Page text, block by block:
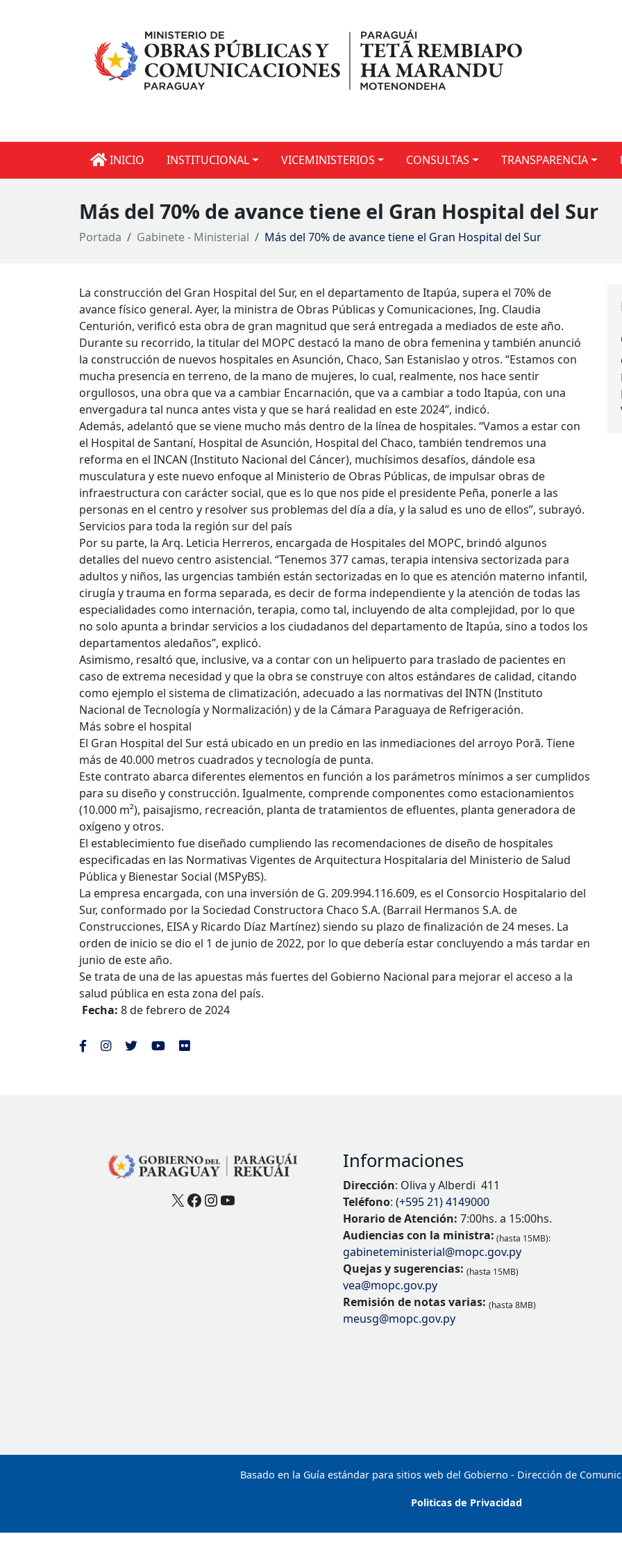
INICIO INSTITUCIONAL VICEMINISTERIOS CONSULTAS TRANSPARENCIA
Más del 70% de avance tiene el Gran Hospital del Sur
Portada Gabinete - Ministerial Más del 70% de avance tiene el Gran Hospital del Sur
La construcción del Gran Hospital del Sur, en el departamento de Itapúa, supera el 70% de
avance físico general. Ayer, la ministra de Obras Públicas y Comunicaciones, Ing. Claudia
Centurión, verificó esta obra de gran magnitud que será entregada a mediados de este año.
Durante su recorrido, la titular del MOPC destacó la mano de obra femenina y también anunció
la construcción de nuevos hospitales en Asunción, Chaco, San Estanislao y otros. “Estamos con
mucha presencia en terreno, de la mano de mujeres, lo cual, realmente, nos hace sentir
orgullosos, una obra que va a cambiar Encarnación, que va a cambiar a todo Itapúa, con una
envergadura tal nunca antes vista y que se hará realidad en este 2024”, indicó.
Además, adelantó que se viene mucho más dentro de la línea de hospitales. “Vamos a estar con
el Hospital de Santaní, Hospital de Asunción, Hospital del Chaco, también tendremos una
reforma en el INCAN (Instituto Nacional del Cáncer), muchísimos desafíos, dándole esa
musculatura y este nuevo enfoque al Ministerio de Obras Públicas, de impulsar obras de
infraestructura con carácter social, que es lo que nos pide el presidente Peña, ponerle a las
personas en el centro y resolver sus problemas del día a día, y la salud es uno de ellos”, subrayó.
Servicios para toda la región sur del país
Por su parte, la Arq. Leticia Herreros, encargada de Hospitales del MOPC, brindó algunos
detalles del nuevo centro asistencial. “Tenemos 377 camas, terapia intensiva sectorizada para
adultos y niños, las urgencias también están sectorizadas en lo que es atención materno infantil,
cirugía y trauma en forma separada, es decir de forma independiente y la atención de todas las
especialidades como internación, terapia, como tal, incluyendo de alta complejidad, por lo que
no solo apunta a brindar servicios a los ciudadanos del departamento de Itapúa, sino a todos los
departamentos aledaños”, explicó.
Asimismo, resaltó que, inclusive, va a contar con un helipuerto para traslado de pacientes en
caso de extrema necesidad y que la obra se construye con altos estándares de calidad, citando
como ejemplo el sistema de climatización, adecuado a las normativas del INTN (Instituto
Nacional de Tecnología y Normalización) y de la Cámara Paraguaya de Refrigeración.
Más sobre el hospital
El Gran Hospital del Sur está ubicado en un predio en las inmediaciones del arroyo Porã. Tiene
más de 40.000 metros cuadrados y tecnología de punta.
Este contrato abarca diferentes elementos en función a los parámetros mínimos a ser cumplidos
para su diseño y construcción. Igualmente, comprende componentes como estacionamientos
(10.000 m²), paisajismo, recreación, planta de tratamientos de efluentes, planta generadora de
oxígeno y otros.
El establecimiento fue diseñado cumpliendo las recomendaciones de diseño de hospitales
especificadas en las Normativas Vigentes de Arquitectura Hospitalaria del Ministerio de Salud
Pública y Bienestar Social (MSPyBS).
La empresa encargada, con una inversión de G. 209.994.116.609, es el Consorcio Hospitalario del
Sur, conformado por la Sociedad Constructora Chaco S.A. (Barrail Hermanos S.A. de
Construcciones, EISA y Ricardo Díaz Martínez) siendo su plazo de finalización de 24 meses. La
orden de inicio se dio el 1 de junio de 2022, por lo que debería estar concluyendo a más tardar en
junio de este año.
Se trata de una de las apuestas más fuertes del Gobierno Nacional para mejorar el acceso a la
salud pública en esta zona del país.
Fecha: 8 de febrero de 2024
X Facebook
Instagram
YouTube
Informaciones
Dirección: Oliva y Alberdi 411
Teléfono: (+595 21) 4149000
Horario de Atención: 7:00hs. a 15:00hs.
Audiencias con la ministra: (hasta 15MB):
gabineteministerial@mopc.gov.py
Quejas y sugerencias: (hasta 15MB)
vea@mopc.gov.py
Remisión de notas varias: (hasta 8MB)
meusg@mopc.gov.py
Basado en la Guía estándar para sitios web del Gobierno - Dirección de
Politicas de Privacidad